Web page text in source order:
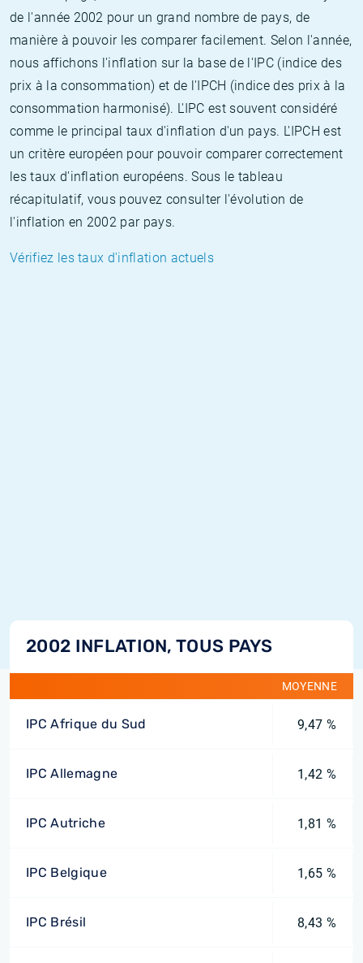
de l'année 2002 pour un grand nombre de pays, de
manière à pouvoir les comparer facilement. Selon l'année,
nous affichons l'inflation sur la base de l'IPC (indice des
prix à la consommation) et de l'IPCH (indice des prix à la
consommation harmonisé). L'IPC est souvent considéré
comme le principal taux d'inflation d'un pays. L'IPCH est
un critère européen pour pouvoir comparer correctement
les taux d'inflation européens. Sous le tableau
récapitulatif, vous pouvez consulter l'évolution de
l'inflation en 2002 par pays.
Vérifiez les taux d'inflation actuels
2002 INFLATION, TOUS PAYS
MOYENNE
IPC Afrique du Sud 9,47 %
IPC Allemagne 1,42 %
IPC Autriche 1,81 %
IPC Belgique 1,65 %
IPC Brésil 8,43 %